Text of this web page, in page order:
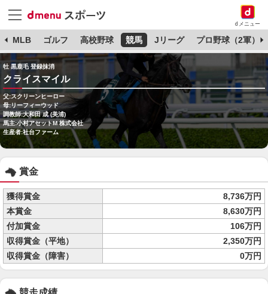
dメニュー
MLB ゴルフ 高校野球 競馬 Jリーグ プロ野球（2軍）
牡 黒鹿毛 登録抹消
クライスマイル
父:スクリーンヒーロー
母:リーフィーウッド
調教師:大和田 成 (美浦)
馬主:小村アセットM 株式会社
生産者:社台ファーム
賞金
獲得賞金
8,736万円
本賞金
8,630万円
付加賞金
106万円
収得賞金（平地）
2,350万円
収得賞金（障害）
0万円